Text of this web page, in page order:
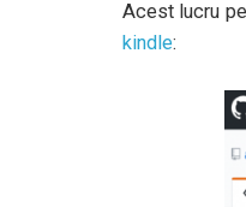
Acest lucru
kindle: